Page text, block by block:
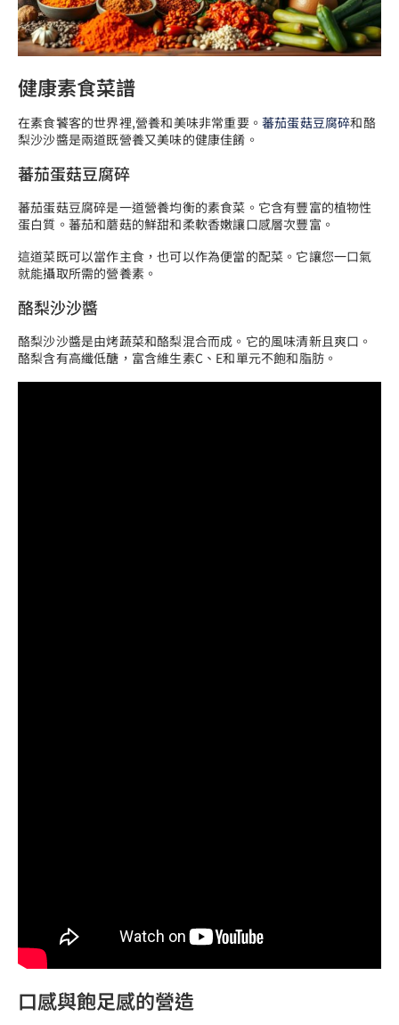
健康素食菜譜
在素食饕客的世界裡,營養和美味非常重要。 蕃茄蛋菇豆腐碎和酪
梨沙沙醬是兩道既營養又美味的健康佳餚。
蕃茄蛋菇豆腐碎
蕃茄蛋菇豆腐碎是一道營養均衡的素食菜。它含有豐富的植物性
蛋白質。蕃茄和蘑菇的鮮甜和柔軟香嫩讓口感層次豐富。
這道菜既可以當作主食，也可以作為便當的配菜。它讓您一口氣
就能攝取所需的營養素。
酪梨沙沙醬
酪梨沙沙醬是由烤蔬菜和酪梨混合而成。它的風味清新且爽口。
酪梨含有高纖低醣，富含維生素C、E和單元不飽和脂肪。
口感與飽足感的營造